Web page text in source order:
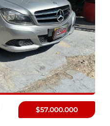
$57.000.000